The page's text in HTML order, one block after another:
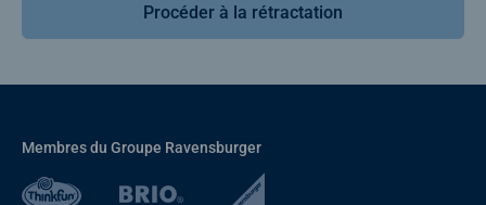
Procéder à la rétractation
Membres du Groupe Ravensburger